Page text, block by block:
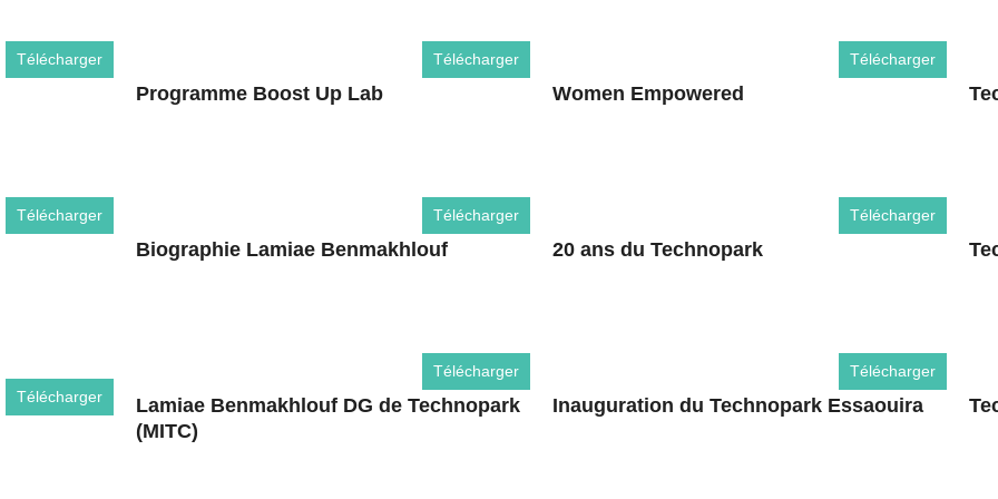
Télécharger
Programme Boost Up Lab
Télécharger
Women Empowered
Télécharger
Télécharger
Biographie Lamiae Benmakhlouf
Télécharger
20 ans du Technopark
Télécharger
Télécharger
Lamiae Benmakhlouf DG de Technopark
(MITC)
Télécharger
Inauguration du Technopark Essaouira
Télécharger